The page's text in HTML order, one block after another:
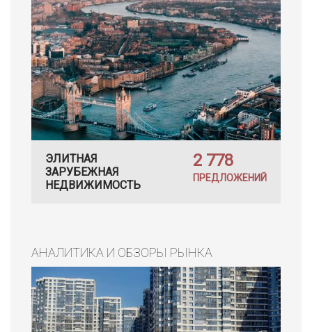
ЭЛИТНАЯ
ЗАРУБЕЖНАЯ
НЕДВИЖИМОСТЬ
2 778
ПРЕДЛОЖЕНИЙ
АНАЛИТИКА И ОБЗОРЫ РЫНКА